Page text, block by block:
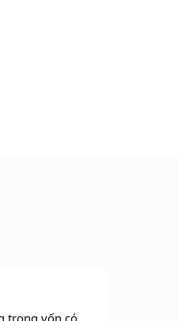
trọng vốn có